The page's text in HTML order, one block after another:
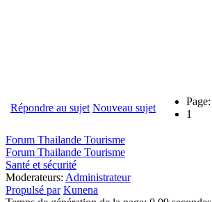
Répondre au sujet Nouveau sujet
Page:
1
Forum Thailande Tourisme
Forum Thailande Tourisme
Santé et sécurité
Moderateurs: Administrateur
Propulsé par Kunena